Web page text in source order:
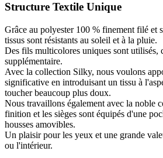
Structure Textile Unique
Grâce au polyester 100 % finement filé et
tissus sont résistants au soleil et à la pluie.
Des fils multicolores uniques sont utilisés,
supplémentaire.
Avec la collection Silky, nous voulons
significative en introduisant un tissu à
toucher beaucoup plus doux.
Nous travaillons également avec la noble
finition et les sièges sont équipés d'une
housses amovibles.
Un plaisir pour les yeux et une grande
ou l'intérieur.